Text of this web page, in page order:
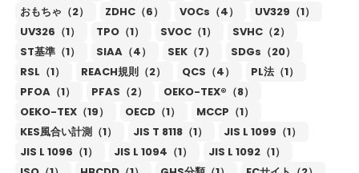
おもちゃ（2）
ZDHC（6） VOCs（4）
UV329（1）
UV326（1）
TPO（1） SVOC（1）
SVHC（2）
ST基準（1）
SIAA（4） SEK（7）
SDGs（20）
RSL（1）
REACH規則（2） QCS（4）
PL法（1）
PFOA（1）
PFAS（2）
OEKO-TEX®（8）
OEKO-TEX（19）
OECD（1）
MCCP（1）
KES風合い計測（1）
JIS T 8118（1）
JIS L 1099（1）
JIS L 1096（1）
JIS L 1094（1）
JIS L 1092（1）